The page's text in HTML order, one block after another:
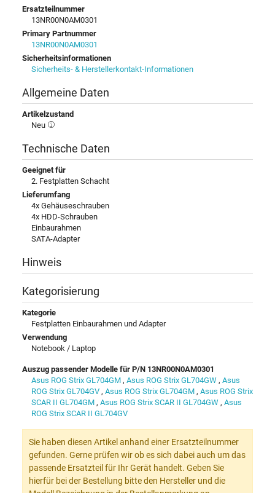
Ersatzteilnummer
13NR00N0AM0301
Primary Partnummer
13NR00N0AM0301
Sicherheitsinformationen
Sicherheits- & Herstellerkontakt-Informationen
Allgemeine Daten
Artikelzustand
Neu
Technische Daten
Geeignet für
2. Festplatten Schacht
Lieferumfang
4x Gehäuseschrauben
4x HDD-Schrauben
Einbaurahmen
SATA-Adapter
Hinweis
Kategorisierung
Kategorie
Festplatten Einbaurahmen und Adapter
Verwendung
Notebook / Laptop
Auszug passender Modelle für P/N 13NR00N0AM0301
Asus ROG Strix GL704GM , Asus ROG Strix GL704GW , Asus
ROG Strix GL704GV , Asus ROG Strix GL704GM , Asus ROG Strix
SCAR II GL704GM , Asus ROG Strix SCAR II GL704GW , Asus
ROG Strix SCAR II GL704GV
Sie haben diesen Artikel anhand einer Ersatzteilnummer
gefunden. Gerne prüfen wir ob es sich dabei auch um das
passende Ersatzteil für Ihr Gerät handelt. Geben Sie
hierfür bei der Bestellung bitte den Hersteller und die